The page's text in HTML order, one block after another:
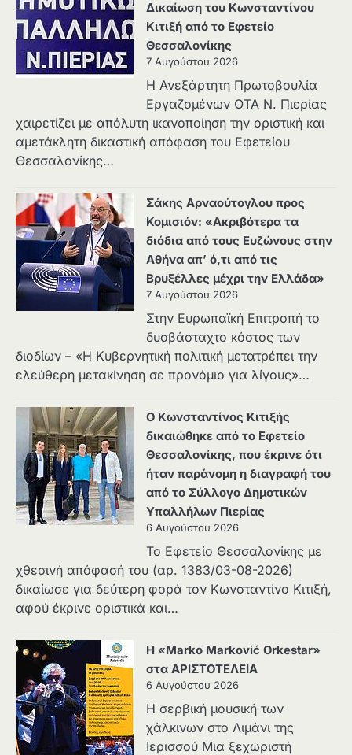
Δικαίωση του Κωνσταντίνου
Κιτιξή από το Εφετείο
Θεσσαλονίκης
7 Αυγούστου 2026
Η Ανεξάρτητη Πρωτοβουλία
Εργαζομένων ΟΤΑ Ν. Πιερίας
χαιρετίζει με απόλυτη ικανοποίηση την οριστική και
αμετάκλητη δικαστική απόφαση του Εφετείου
Θεσσαλονίκης…
Σάκης Αρναούτογλου προς
Κομισιόν: «Ακριβότερα τα
διόδια από τους Ευζώνους στην
Αθήνα απ’ ό,τι από τις
Βρυξέλλες μέχρι την Ελλάδα»
7 Αυγούστου 2026
Στην Ευρωπαϊκή Επιτροπή το
δυσβάσταχτο κόστος των
διοδίων – «Η Κυβερνητική πολιτική μετατρέπει την
ελεύθερη μετακίνηση σε προνόμιο για λίγους»…
Ο Κωνσταντίνος Κιτιξής
δικαιώθηκε από το Εφετείο
Θεσσαλονίκης, που έκρινε ότι
ήταν παράνομη η διαγραφή του
από το Σύλλογο Δημοτικών
Υπαλλήλων Πιερίας
6 Αυγούστου 2026
Το Εφετείο Θεσσαλονίκης με
χθεσινή απόφασή του (αρ. 1383/03-08-2026)
δικαίωσε για δεύτερη φορά τον Κωνσταντίνο Κιτιξή,
αφού έκρινε οριστικά και…
Η «Marko Marković Orkestar»
στα ΑΡΙΣΤΟΤΕΛΕΙΑ
6 Αυγούστου 2026
Η σερβική μουσική των
χάλκινων στο Λιμάνι της
Ιερισσού Μια ξεχωριστή